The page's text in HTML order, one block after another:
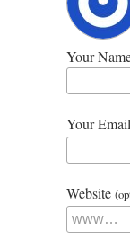
Your
Your Email
Website